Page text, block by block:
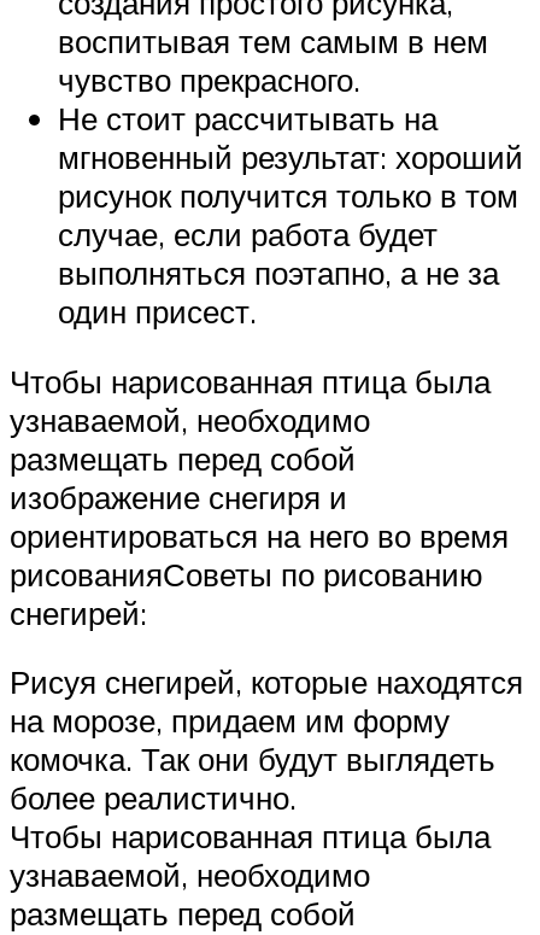
воспитывая тем самым в нем
чувство прекрасного.
Не стоит рассчитывать на
мгновенный результат: хороший
рисунок получится только в том
случае, если работа будет
выполняться поэтапно, а не за
один присест.
Чтобы нарисованная птица была
узнаваемой, необходимо
размещать перед собой
изображение снегиря и
ориентироваться на него во время
рисованияСоветы по рисованию
снегирей:
Рисуя снегирей, которые находятся
на морозе, придаем им форму
комочка. Так они будут выглядеть
более реалистично.
Чтобы нарисованная птица была
узнаваемой, необходимо
размещать перед собой